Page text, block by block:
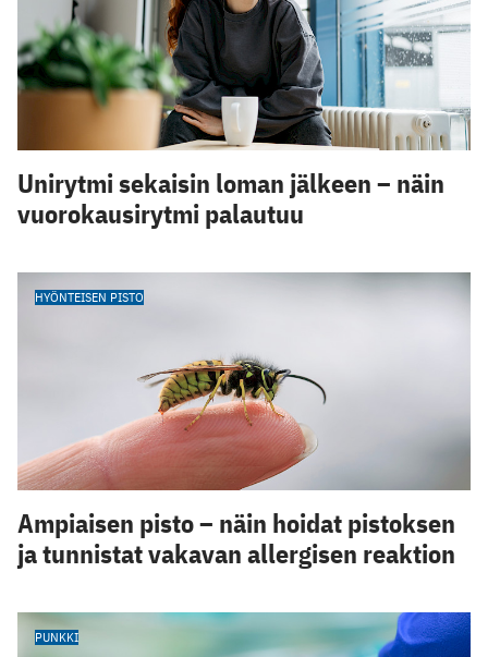
Unirytmi sekaisin loman jälkeen – näin
vuorokausirytmi palautuu
HYÖNTEISEN PISTO
Ampiaisen pisto – näin hoidat pistoksen
ja tunnistat vakavan allergisen reaktion
PUNKKI